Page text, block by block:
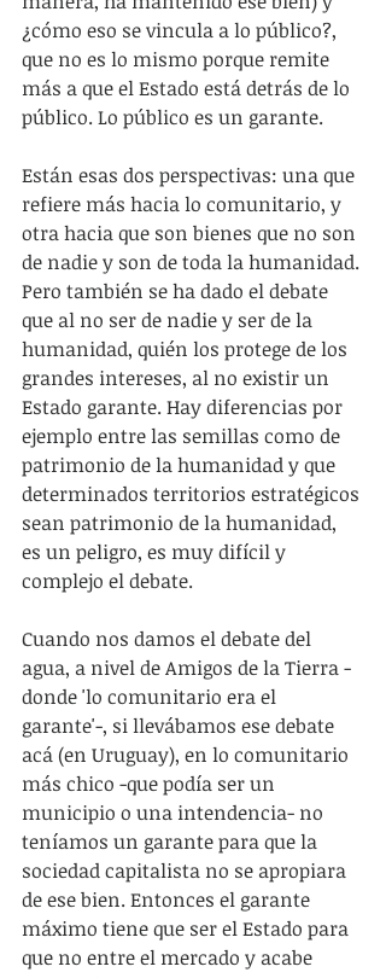
¿cómo eso se vincula a lo público?,
que no es lo mismo porque remite
más a que el Estado está detrás de lo
público. Lo público es un garante.
Están esas dos perspectivas: una que
refiere más hacia lo comunitario, y
otra hacia que son bienes que no son
de nadie y son de toda la humanidad.
Pero también se ha dado el debate
que al no ser de nadie y ser de la
humanidad, quién los protege de los
grandes intereses, al no existir un
Estado garante. Hay diferencias por
ejemplo entre las semillas como de
patrimonio de la humanidad y que
determinados territorios estratégicos
sean patrimonio de la humanidad,
es un peligro, es muy difícil y
complejo el debate.
Cuando nos damos el debate del
agua, a nivel de Amigos de la Tierra -
donde 'lo comunitario era el
garante'-, si llevábamos ese debate
acá (en Uruguay), en lo comunitario
más chico -que podía ser un
municipio o una intendencia- no
teníamos un garante para que la
sociedad capitalista no se apropiara
de ese bien. Entonces el garante
máximo tiene que ser el Estado para
que no entre el mercado y acabe